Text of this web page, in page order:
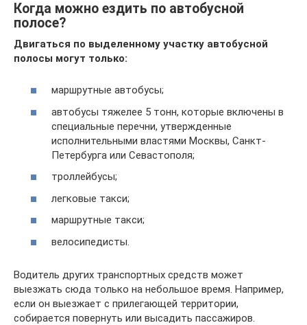
Когда можно ездить по автобусной
полосе?
Двигаться по выделенному участку автобусной
полосы могут только:
маршрутные автобусы;
автобусы тяжелее 5 тонн, которые включены в
специальные перечни, утвержденные
исполнительными властями Москвы, Санкт-
Петербурга или Севастополя;
троллейбусы;
легковые такси;
маршрутные такси;
велосипедисты.
Водитель других транспортных средств может
выезжать сюда только на небольшое время. Например,
если он выезжает с прилегающей территории,
собирается повернуть или высадить пассажиров.